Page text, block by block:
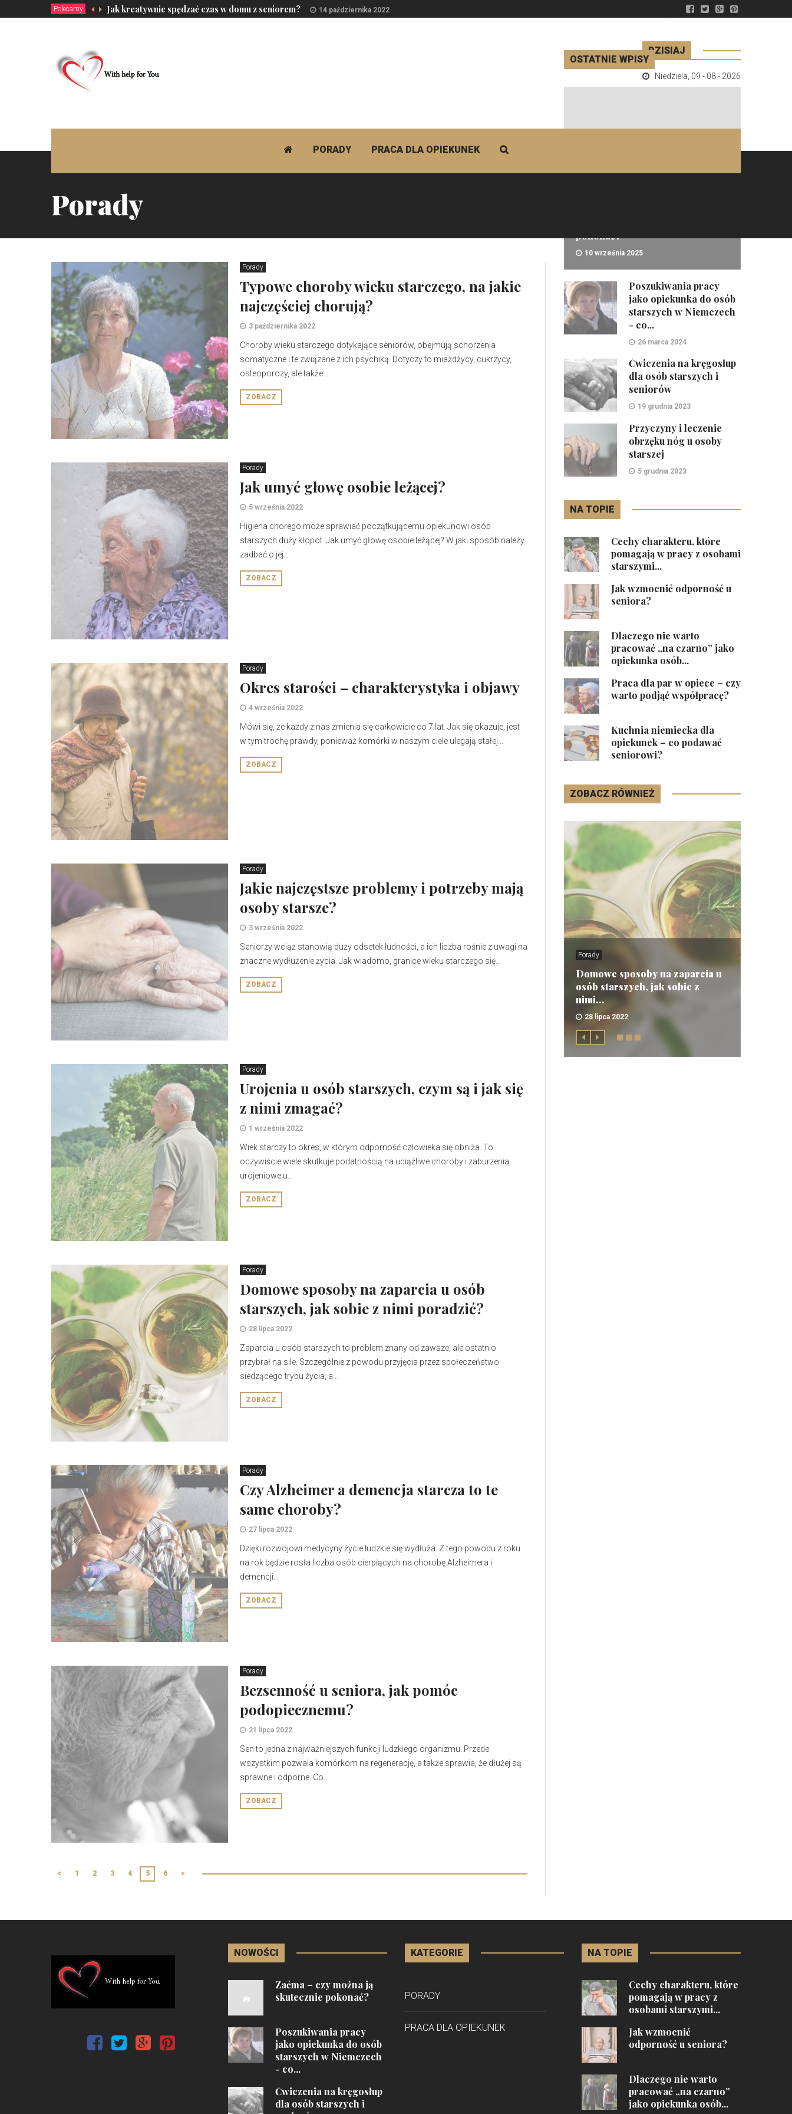
Polecamy Jak kreatywnie spędzać czas w domu z seniorem? 14 października 2022
DZISIAJ
Niedziela 09 - 08 - 2026
PORADY PRACA DLA OPIEKUNEK
Porady
Porady
Typowe choroby wieku starczego, na jakie
najczęściej chorują?
3 października 2022
Choroby wieku starczego dotykające seniorów, obejmują schorzenia
somatyczne i te związane z ich psychiką. Dotyczy to miażdżycy, cukrzycy,
osteoporozy, ale także...
ZOBACZ
Porady
Jak umyć głowę osobie leżącej?
5 września 2022
Higiena chorego może sprawiać początkującemu opiekunowi osób
starszych duży kłopot. Jak umyć głowę osobie leżącej? W jaki sposób należy
zadbać o jej...
ZOBACZ
Porady
Okres starości – charakterystyka i objawy
4 września 2022
Mówi się, że każdy z nas zmienia się całkowicie co 7 lat. Jak się okazuje, jest
w tym trochę prawdy, ponieważ komórki w naszym ciele ulegają stałej...
ZOBACZ
Porady
Jakie najczęstsze problemy i potrzeby mają
osoby starsze?
3 września 2022
Seniorzy wciąż stanowią duży odsetek ludności, a ich liczba rośnie z uwagi na
znaczne wydłużenie życia. Jak wiadomo, granice wieku starczego się...
ZOBACZ
Porady
Urojenia u osób starszych, czym są i jak się
z nimi zmagać?
1 września 2022
Wiek starczy to okres, w którym odporność człowieka się obniża. To
oczywiście wiele skutkuje podatnością na uciążliwe choroby i zaburzenia
urojeniowe u...
ZOBACZ
Porady
Domowe sposoby na zaparcia u osób
starszych, jak sobie z nimi poradzić?
28 lipca 2022
Zaparcia u osób starszych to problem znany od zawsze, ale ostatnio
przybrał na sile. Szczególnie z powodu przyjęcia przez społeczeństwo
siedzącego trybu życia, a...
ZOBACZ
Porady
Czy Alzheimer a demencja starcza to te
same choroby?
27 lipca 2022
Dzięki rozwojowi medycyny życie ludzkie się wydłuża. Z tego powodu z roku
na rok będzie rosła liczba osób cierpiących na chorobę Alzheimera i
demencji...
ZOBACZ
Porady
Bezsenność u seniora, jak pomóc
podopiecznemu?
21 lipca 2022
Sen to jedna z najważniejszych funkcji ludzkiego organizmu. Przede
wszystkim pozwala komórkom na regenerację, a także sprawia, że dłużej są
sprawne i odporne. Co...
ZOBACZ
< 1 2 3 4 5 6 >
OSTATNIE WPISY
pokonać?
10 września 2025
Poszukiwania pracy
jako opiekunka do osób
starszych w Niemczech
- co...
26 marca 2024
Ćwiczenia na kręgosłup
dla osób starszych i
seniorów
19 grudnia 2023
Przyczyny i leczenie
obrzęku nóg u osoby
starszej
5 grudnia 2023
NA TOPIE
Cechy charakteru, które
pomagają w pracy z osobami
starszymi...
Jak wzmocnić odporność u
seniora?
Dlaczego nie warto
pracować „na czarno” jako
opiekunka osób...
Praca dla par w opiece – czy
warto podjąć współpracę?
Kuchnia niemiecka dla
opiekunek – co podawać
seniorowi?
ZOBACZ RÓWNIEŻ
Porady
Domowe sposoby na zaparcia u
osób starszych, jak sobie z
nimi...
28 lipca 2022
NOWOŚCI
Zaćma – czy można ją
skutecznie pokonać?
Poszukiwania pracy
jako opiekunka do osób
starszych w Niemczech
- co...
Ćwiczenia na kręgosłup
dla osób starszych i
KATEGORIE
PORADY
PRACA DLA OPIEKUNEK
NA TOPIE
Cechy charakteru, które
pomagają w pracy z
osobami starszymi...
Jak wzmocnić
odporność u seniora?
Dlaczego nie warto
pracować „na czarno”
jako opiekunka osób...